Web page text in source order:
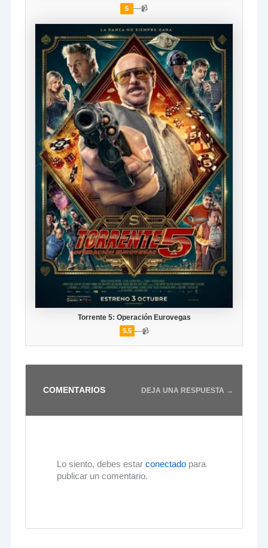
5 —📹
Torrente 5: Operación Eurovegas
5.5 —📹
COMENTARIOS DEJA UNA RESPUESTA →
Lo siento, debes estar conectadopara
publicar un comentario.